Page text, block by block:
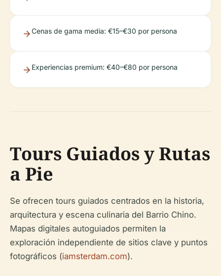
Cenas de gama media: €15–€30 por persona
Experiencias premium: €40–€80 por persona
Tours Guiados y Rutas
a Pie
Se ofrecen tours guiados centrados en la historia,
arquitectura y escena culinaria del Barrio Chino.
Mapas digitales autoguiados permiten la
exploración independiente de sitios clave y puntos
fotográficos (iamsterdam.com).